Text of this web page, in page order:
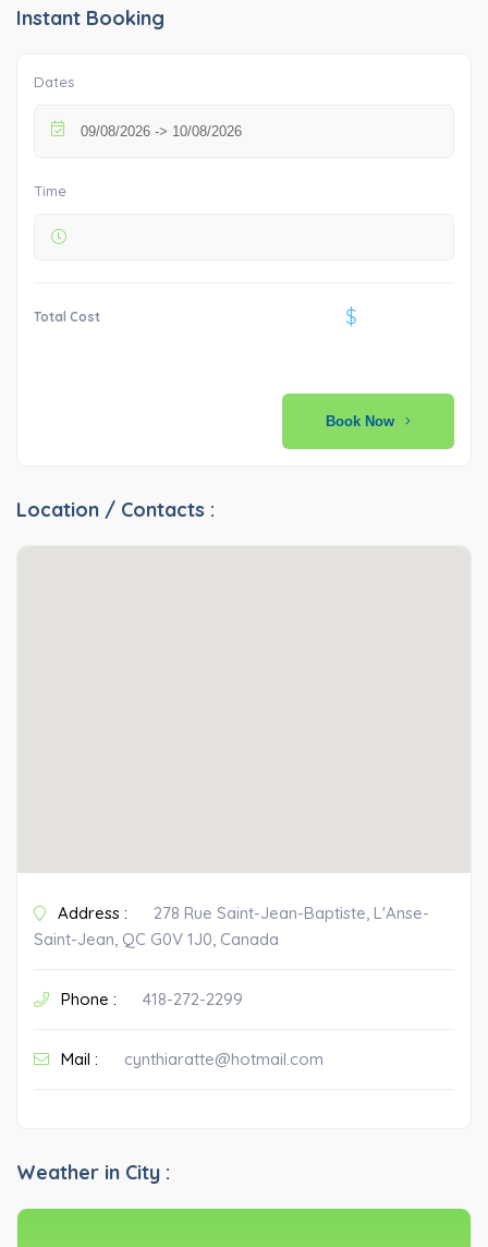
Instant Booking
Dates
Time
Total Cost $
Book Now
Location / Contacts :
Address :
278 Rue Saint-Jean-Baptiste, L'Anse-
Saint-Jean, QC G0V 1J0, Canada
Phone : 418-272-2299
Mail : cynthiaratte@hotmail.com
Weather in City :